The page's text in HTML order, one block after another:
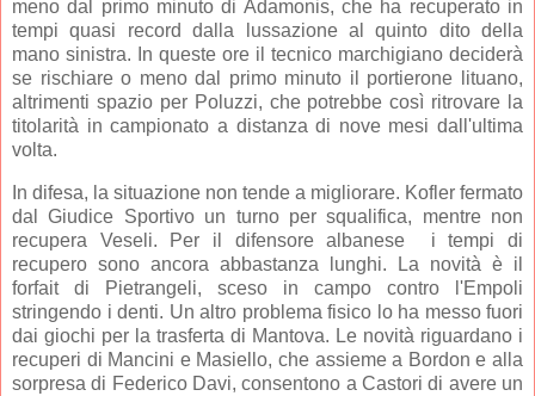
meno dal primo minuto di Adamonis, che ha recuperato in
tempi quasi record dalla lussazione al quinto dito della
mano sinistra. In queste ore il tecnico marchigiano deciderà
se rischiare o meno dal primo minuto il portierone lituano,
altrimenti spazio per Poluzzi, che potrebbe così ritrovare la
titolarità in campionato a distanza di nove mesi dall'ultima
volta.
In difesa, la situazione non tende a migliorare. Kofler fermato
dal Giudice Sportivo un turno per squalifica, mentre non
recupera Veseli. Per il difensore albanese i tempi di
recupero sono ancora abbastanza lunghi. La novità è il
forfait di Pietrangeli, sceso in campo contro l'Empoli
stringendo i denti. Un altro problema fisico lo ha messo fuori
dai giochi per la trasferta di Mantova. Le novità riguardano i
recuperi di Mancini e Masiello, che assieme a Bordon e alla
sorpresa di Federico Davi, consentono a Castori di avere un